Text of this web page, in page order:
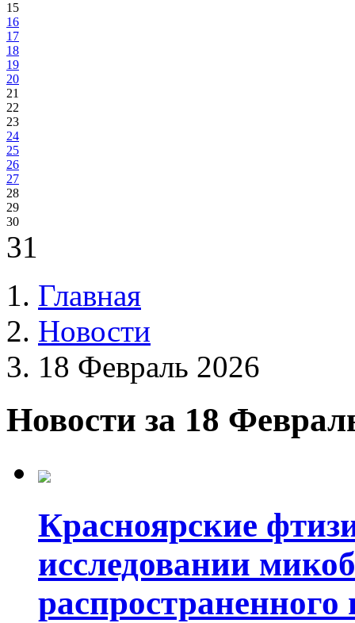
15
16
17
18
19
20
21
22
23
24
25
26
27
28
29
30
31
Главная
Новости
18 Февраль 2026
Новости за 18
Красноярские
исследовании